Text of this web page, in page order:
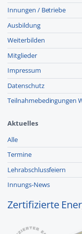
Innungen / Betriebe
Ausbildung
Weiterbilden
Mitglieder
Impressum
Datenschutz
Teilnahmebedingungen
Aktuelles
Alle
Termine
Lehr­abschluss­feiern
Innungs-News
Zertifizierte